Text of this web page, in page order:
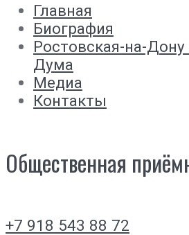
Главная
Биография
Ростовская-на-Дону
Дума
Медиа
Контакты
Общественная
+7 918 543 88 72